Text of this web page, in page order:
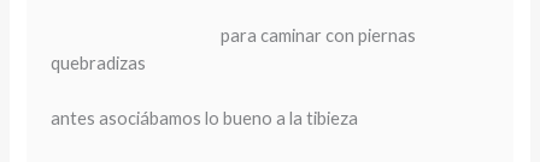
para caminar con piernas
quebradizas
antes asociábamos lo bueno a la tibieza